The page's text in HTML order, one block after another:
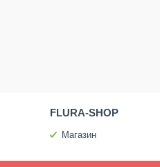
FLURA-SHOP
Магазин